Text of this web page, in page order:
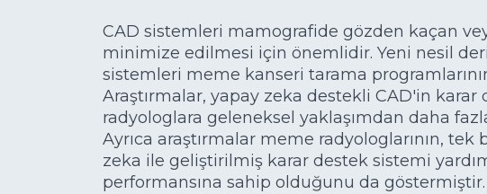
CAD sistemleri mamografide gözden kaçan
minimize edilmesi için önemlidir. Yeni nesil
sistemleri meme kanseri tarama
Araştırmalar, yapay zeka destekli CAD'in karar
radyologlara geleneksel yaklaşımdan daha
Ayrıca araştırmalar meme radyologlarının, tek
zeka ile geliştirilmiş karar destek sistemi
performansına sahip olduğunu da göstermiştir.